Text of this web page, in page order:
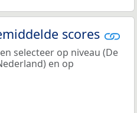
scores
selecteer op niveau (De
en op